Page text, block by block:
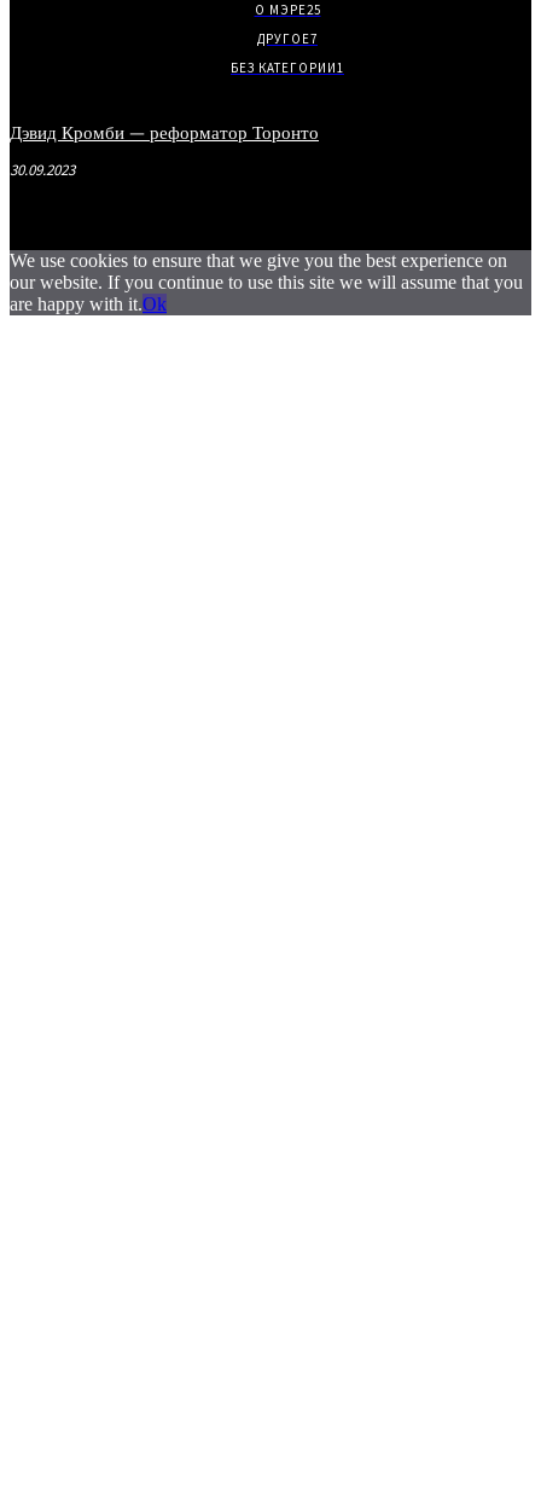
О МЭРЕ25
ДРУГОЕ7
БЕЗ КАТЕГОРИИ1
Дэвид Кромби — реформатор Торонто
30.09.2023
We use cookies to ensure that we give you the best experience on
our website. If you continue to use this site we will assume that you
are happy with it.Ok